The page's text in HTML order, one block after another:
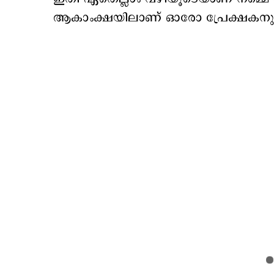
ആകാംക്ഷയിലാണ് ഓരോ